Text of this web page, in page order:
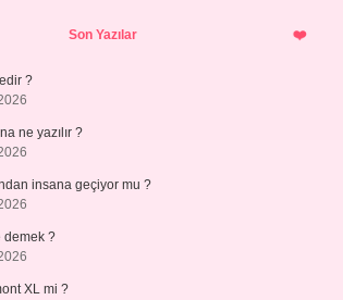
Son Yazılar
?
ne yazılır ?
insana geçiyor mu ?
demek ?
XL mi ?